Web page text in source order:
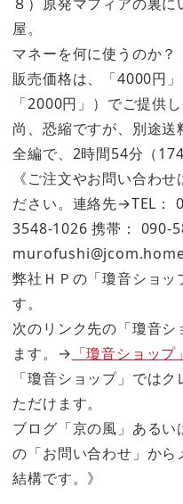
屋。
マネーを何に使うのか
販売価格は、「4000円
「2000円」）でご提供し
尚、恐縮ですが、別途送
全編で、2時間54分（
《ご注文やお問い合わ
ださい。連絡先→TEL
3548-1026 携帯： 090-
弊社ＨＰの「瓊音ショッ
す。
次のリンク先の「瓊音
ます。→ 「瓊音ショップ」
「瓊音ショップ」では
ただけます。
ブログ「京の風」ある
の「お問い合わせ」から
結構です。》